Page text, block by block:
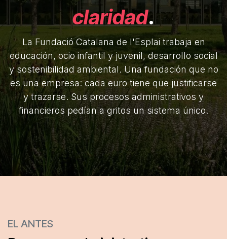
claridad.
La Fundació Catalana de l'Esplai trabaja en
educación, ocio infantil y juvenil, desarrollo social
y sostenibilidad ambiental. Una fundación que no
es una empresa: cada euro tiene que justificarse
y trazarse. Sus procesos administrativos y
financieros pedían a gritos un sistema único.
EL ANTES